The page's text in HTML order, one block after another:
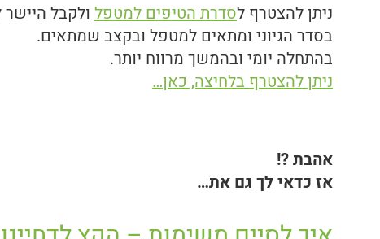
ניתן להצטרף לסדרת הטיפים למטפלולקבל
בסדר הגיוני ומתאים למטפל ובקצב שמתאים.
בהתחלה יומי ובהמשך מרווח יותר.
ניתן להצטרף בלחיצה, כאן…
אהבת ?!
אז כדאי לך גם את…